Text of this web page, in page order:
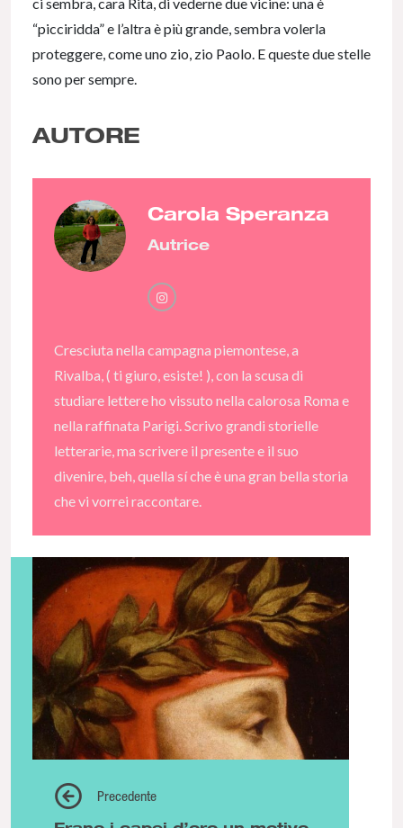
“picciridda” e l’altra è più grande, sembra volerla
proteggere, come uno zio, zio Paolo. E queste due stelle
sono per sempre.
AUTORE
Carola Speranza
Autrice
Cresciuta nella campagna piemontese, a
Rivalba, ( ti giuro, esiste! ), con la scusa di
studiare lettere ho vissuto nella calorosa Roma e
nella raffinata Parigi. Scrivo grandi storielle
letterarie, ma scrivere il presente e il suo
divenire, beh, quella sí che è una gran bella storia
che vi vorrei raccontare.
Precedente